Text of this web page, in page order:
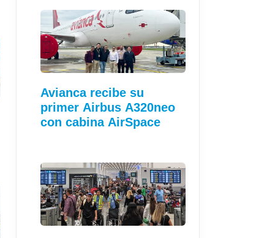
Avianca recibe su
primer Airbus A320neo
con cabina AirSpace